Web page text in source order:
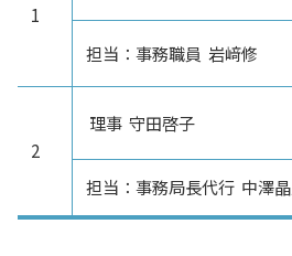
1
担当：事務職員 岩﨑修
2
理事 守田啓子
担当：事務局長代行 中澤